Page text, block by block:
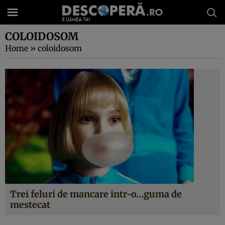
COLOIDOSOM
Home » coloidosom
Trei feluri de mancare intr-o…guma de
mestecat